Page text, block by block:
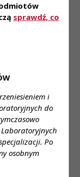
sprawdź, co
i
do
Po
osobnym
kafeteryjnej -
w ramach
• Program
1-3.
i dołącz do
w Szczecinie
i ludzi z
w jednym
laboratoriów